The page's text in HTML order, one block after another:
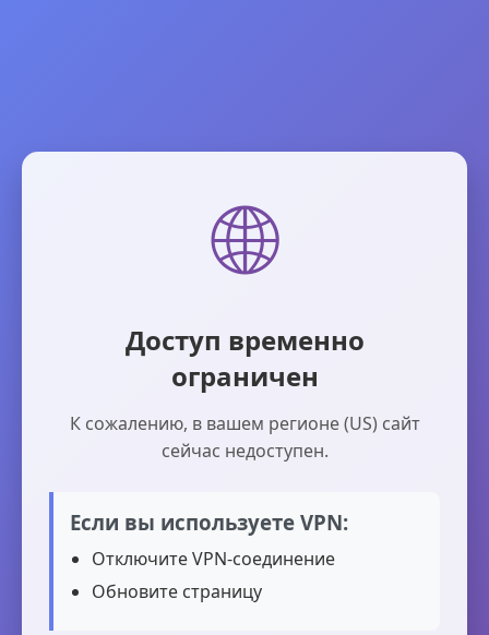
🌐
Доступ временно
ограничен
К сожалению, в вашем регионе (US) сайт
сейчас недоступен.
Если вы используете VPN:
Отключите VPN-соединение
Обновите страницу